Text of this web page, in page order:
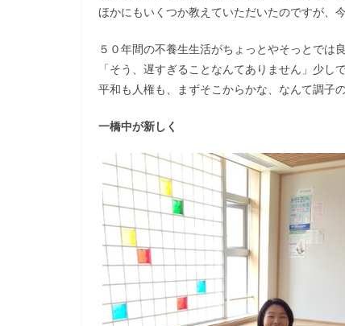
ほかにもいくつか教えていただいたのですが、
５０年間の不養生生活がちょっとやそっとでは
「そう、遅すぎることなんてありません」少し
平和も人権も、まずそこからかな、なんて調子
一橋中が新しく